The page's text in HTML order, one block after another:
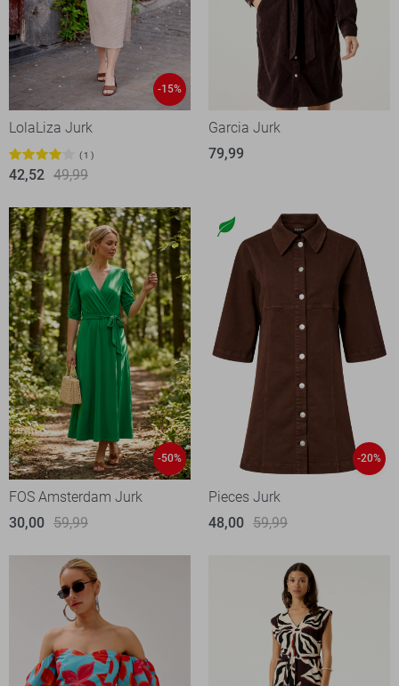
-15%
LolaLiza Jurk
1
42,52 49,99
Garcia Jurk
79,99
-50%
FOS Amsterdam Jurk
30,00 59,99
-20%
Pieces Jurk
48,00 59,99